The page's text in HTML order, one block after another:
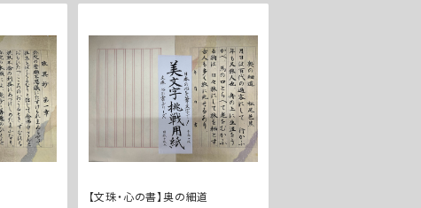
【文珠・心の書】奥の細道